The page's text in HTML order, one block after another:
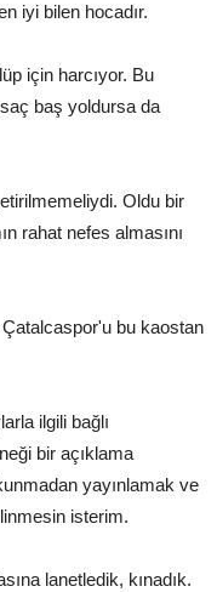
iyi bilen hocadır.
için harcıyor. Bu
saç baş yoldursa da
Oldu bir
rahat nefes almasını
Çatalcaspor'u bu kaostan
ilgili bağlı
bir açıklama
yayınlamak ve
isterim.
lanetledik, kınadık.